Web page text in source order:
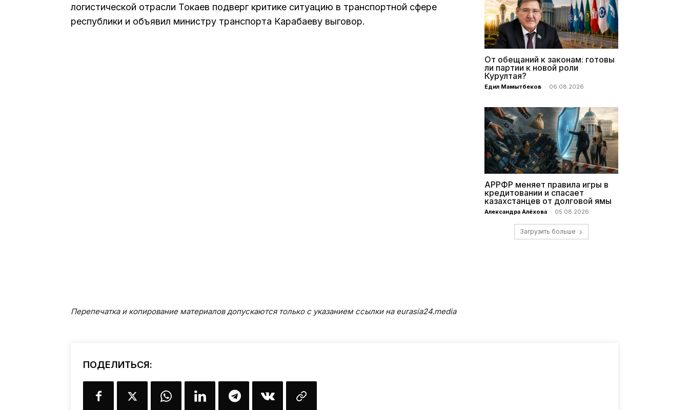
логистической отрасли Токаев подверг критике ситуацию в транспортной сфере
республики и объявил министру транспорта Карабаеву выговор.
От обещаний к законам: готовы
ли партии к новой роли
Курултая?
Едил Мамытбеков - 06.08.2026
АРРФР меняет правила игры в
кредитовании и спасает
казахстанцев от долговой ямы
Александра Алёхова - 05.08.2026
Загрузить больше
Перепечатка и копирование материалов допускаются только с указанием ссылки на eurasia24.media
ПОДЕЛИТЬСЯ: